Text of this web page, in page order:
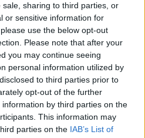
sharing to third parties, or
or sensitive information for
use the below opt-out
Please note that after your
you may continue seeing
personal information utilized by
to third parties prior to
opt-out of the further
by third parties on the
This information may
parties on the IAB’s List of
óta
szerzõdés, amely elérhetõvé
a Csendes-óceán déli részén
Új-Guinea, Salamon-
Kaledónia stb.)